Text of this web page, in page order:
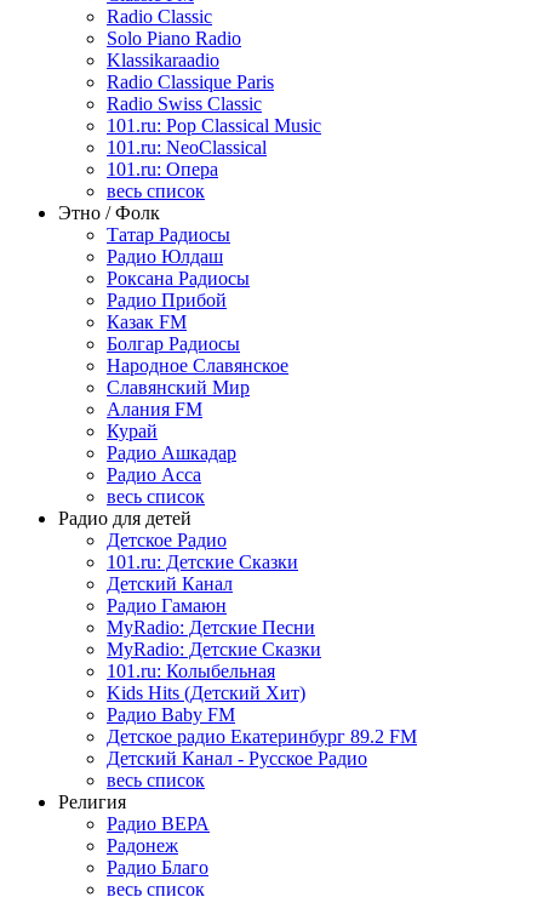
Radio Classic
Solo Piano Radio
Klassikaraadio
Radio Classique Paris
Radio Swiss Classic
101.ru: Pop Classical Music
101.ru: NeoClassical
101.ru: Опера
весь список
Этно / Фолк
Татар Радиосы
Радио Юлдаш
Роксана Радиосы
Радио Прибой
Казак FM
Болгар Радиосы
Народное Славянское
Славянский Мир
Алания FM
Курай
Радио Ашкадар
Радио Асса
весь список
Радио для детей
Детское Радио
101.ru: Детские Сказки
Детский Канал
Радио Гамаюн
MyRadio: Детские Песни
MyRadio: Детские Сказки
101.ru: Колыбельная
Kids Hits (Детский Хит)
Радио Baby FM
Детское радио Екатеринбург 89.2 FM
Детский Канал - Русское Радио
весь список
Религия
Радио ВЕРА
Радонеж
Радио Благо
весь список